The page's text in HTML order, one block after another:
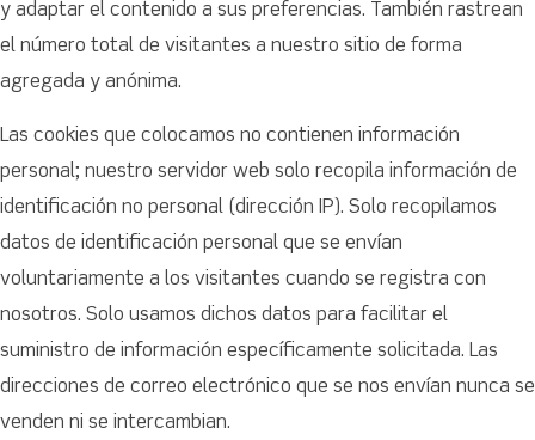
y adaptar el contenido a sus preferencias. También rastrean
el número total de visitantes a nuestro sitio de forma
agregada y anónima.
Las cookies que colocamos no contienen información
personal; nuestro servidor web solo recopila información de
identificación no personal (dirección IP). Solo recopilamos
datos de identificación personal que se envían
voluntariamente a los visitantes cuando se registra con
nosotros. Solo usamos dichos datos para facilitar el
suministro de información específicamente solicitada. Las
direcciones de correo electrónico que se nos envían nunca se
venden ni se intercambian.